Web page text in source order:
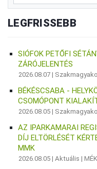
LEGFRISSEBB
SIÓFOK PETŐFI
ZÁRÓJELENTÉS
2026.08.07 |
BÉKÉSCSABA -
CSOMÓPONT
2026.08.05 |
AZ IPARKAMARAI
DÍJ ELTÖRLÉSÉT
MMK
2026.08.05 | Aktuális |